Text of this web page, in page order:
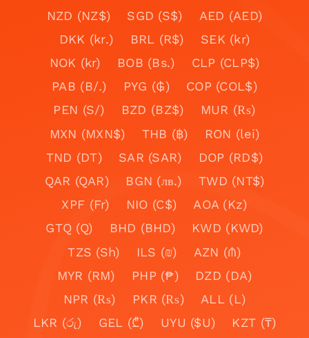
NZD (NZ$)
SGD (S$)
AED (AED)
DKK (kr.)
BRL (R$)
SEK (kr)
NOK (kr)
BOB (Bs.)
CLP (CLP$)
PAB (B/.)
PYG (₲)
COP (COL$)
PEN (S/)
BZD (BZ$)
MUR (₨)
MXN (MXN$)
THB (฿)
RON (lei)
TND (DT)
SAR (SAR)
DOP (RD$)
QAR (QAR)
BGN (лв.)
TWD (NT$)
XPF (Fr)
NIO (C$)
AOA (Kz)
GTQ (Q)
BHD (BHD)
KWD (KWD)
TZS (Sh)
ILS (₪)
AZN (₼)
MYR (RM)
PHP (₱)
DZD (DA)
NPR (₨)
PKR (₨)
ALL (L)
LKR (රු)
GEL (₾) UYU ($U)
KZT (₸)